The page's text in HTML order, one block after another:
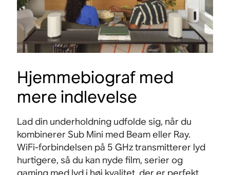
Hjemmebiograf med
mere indlevelse
Lad din underholdning udfolde sig, når du
kombinerer Sub Mini med Beam eller Ray.
WiFi-forbindelsen på 5 GHz transmitterer lyd
hurtigere, så du kan nyde film, serier og